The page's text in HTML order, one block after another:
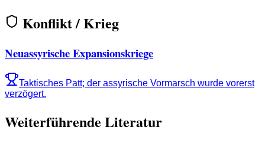
Konflikt / Krieg
Neuassyrische Expansionskriege
Taktisches Patt; der assyrische Vormarsch wurde vorerst
verzögert.
Weiterführende Literatur